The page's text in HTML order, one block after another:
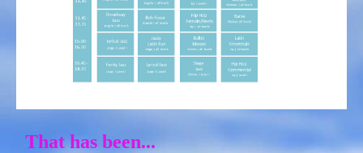
That has been...